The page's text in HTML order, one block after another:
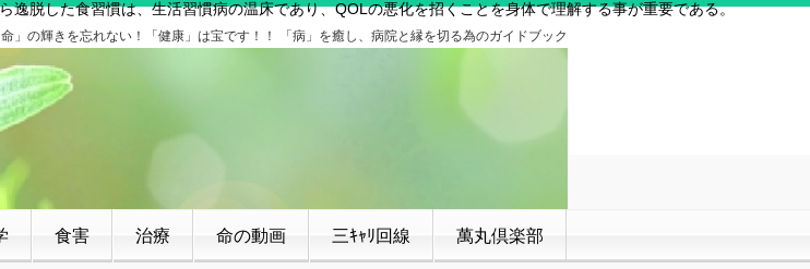
脱した食習慣は、生活習慣病の温床であり、QOLの悪化を招くことを身体で理解する事が重要である。
命」の輝きを忘れない！「健康」は宝です！！ 「病」を癒し、病院と縁を切る為のガイドブック
食害 治療 命の動画 三ｷｬﾘ回線 萬丸倶楽部